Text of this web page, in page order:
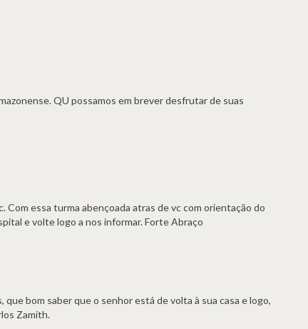
QU possamos em brever desfrutar de suas
Com essa turma abençoada atras de vc com orientação do
e volte logo a nos informar. Forte Abraço
bom saber que o senhor está de volta à sua casa e logo,
Zamith.